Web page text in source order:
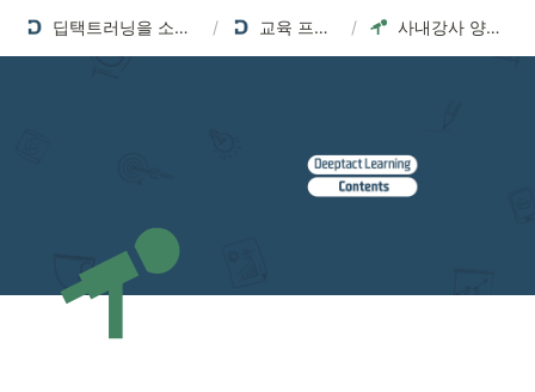
딥택트러닝을 소개합니다 / 교육 프로그램 / 사내강사 양성과정